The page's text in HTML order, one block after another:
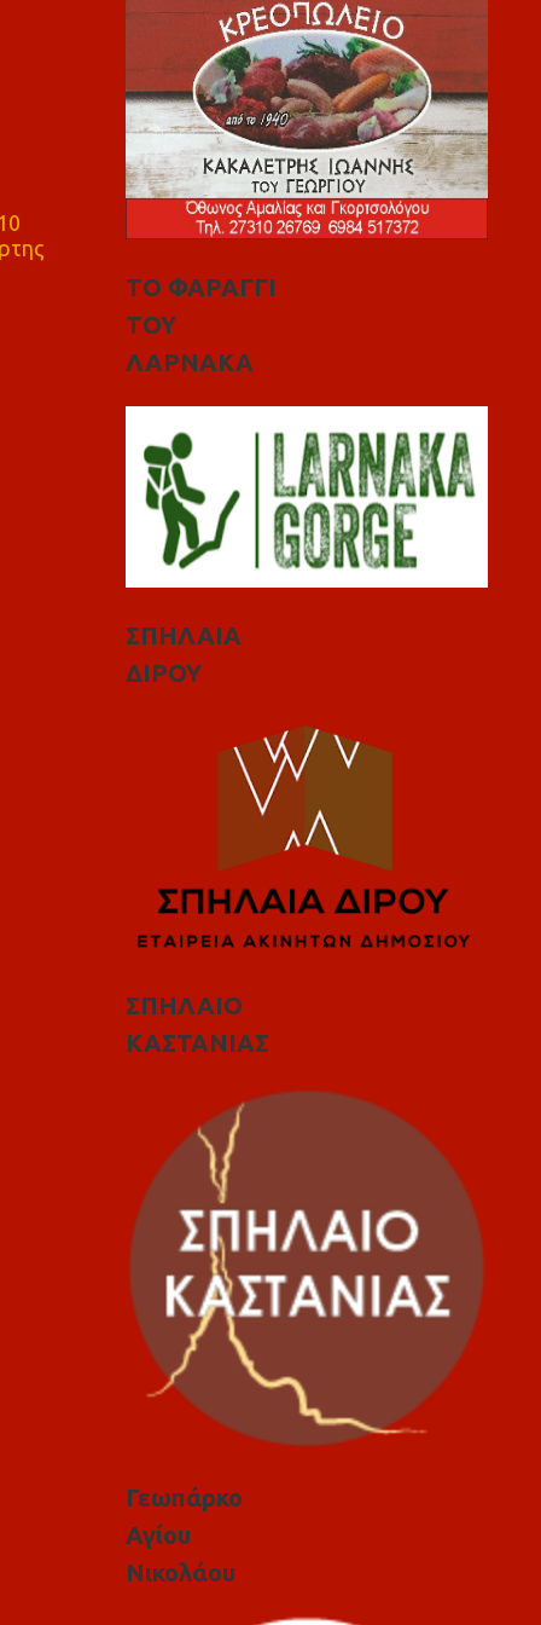
ΤΟ ΦΑΡΑΓΓΙ
ΤΟΥ
ΛΑΡΝΑΚΑ
ΣΠΗΛΑΙΑ
ΔΙΡΟΥ
ΣΠΗΛΑΙΟ
ΚΑΣΤΑΝΙΑΣ
Γεωπάρκο
Αγίου
Νικολάου